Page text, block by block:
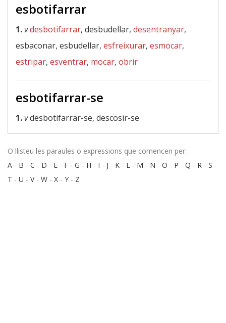
esbotifarrar
1.vdesbotifarrar, desbudellar, desentranyar,
esbaconar, esbudellar, esfreixurar, esmocar,
estripar, esventrar, mocar, obrir
esbotifarrar-se
1.vdesbotifarrar-se, descosir-se
O llisteu les paraules o expressions que comencen per:
A - B - C - D - E - F - G - H - I - J - K - L - M - N - O - P - Q - R - S -
T - U - V- W - X - Y - Z